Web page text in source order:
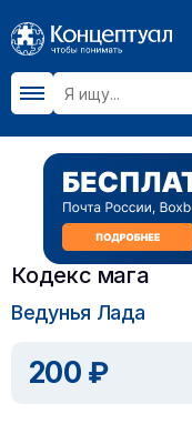
Кодекс мага
Ведунья Лада
200 ₽